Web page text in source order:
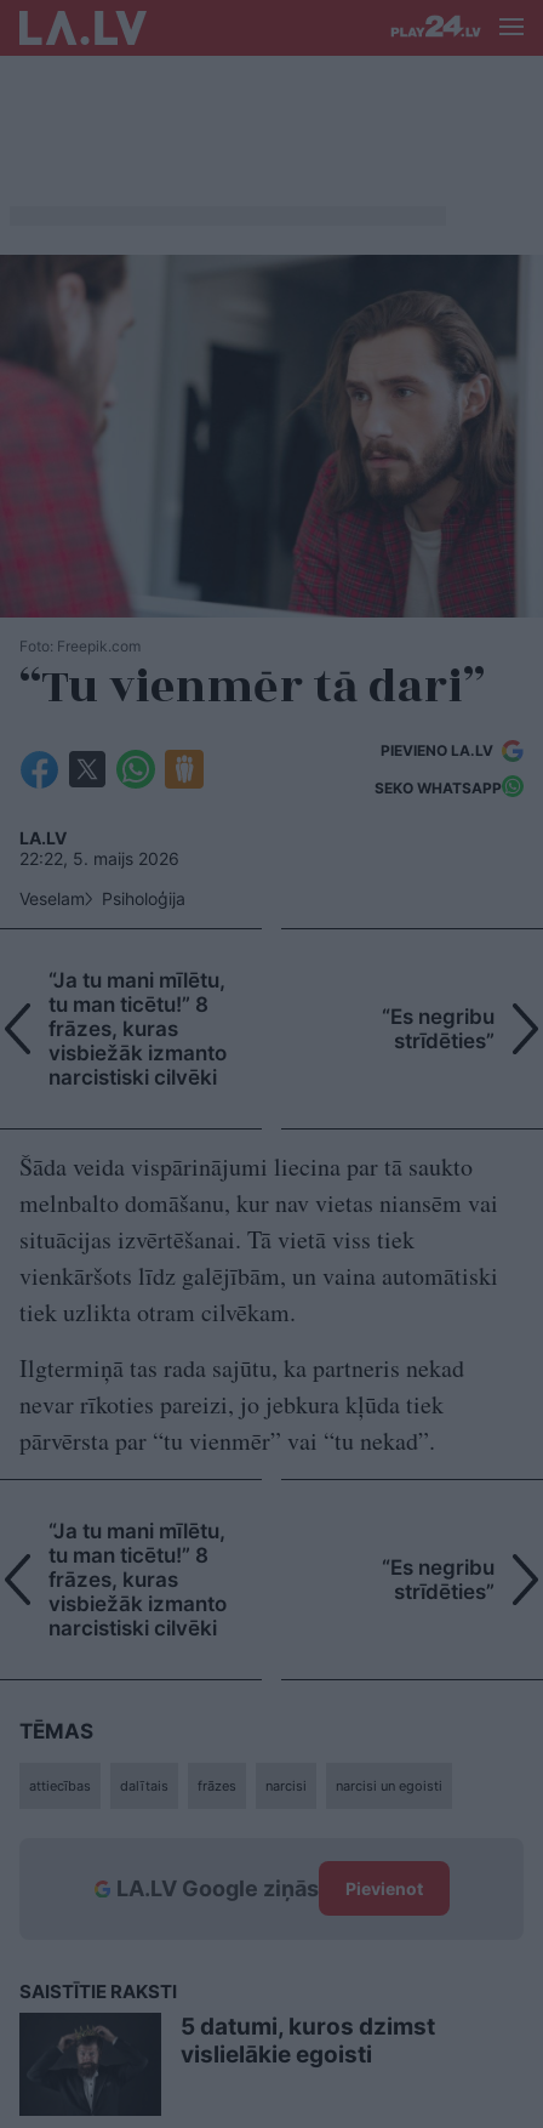
Foto: Freepik.com
“Tu vienmēr tā dari”
PIEVIENO LA.LV
SEKO WHATSAPP
LA.LV
22:22, 5. maijs 2026
Veselam
Psiholoģija
“Ja tu mani mīlētu,
tu man ticētu!” 8
frāzes, kuras
visbiežāk izmanto
narcistiski cilvēki
“Es negribu
strīdēties”
Šāda veida vispārinājumi liecina par tā saukto
melnbalto domāšanu, kur nav vietas niansēm vai
situācijas izvērtēšanai. Tā vietā viss tiek
vienkāršots līdz galējībām, un vaina automātiski
tiek uzlikta otram cilvēkam.
Ilgtermiņā tas rada sajūtu, ka partneris nekad
nevar rīkoties pareizi, jo jebkura kļūda tiek
pārvērsta par “tu vienmēr” vai “tu nekad”.
“Ja tu mani mīlētu,
tu man ticētu!” 8
frāzes, kuras
visbiežāk izmanto
narcistiski cilvēki
“Es negribu
strīdēties”
TĒMAS
attiecības dalītais frāzes narcisi narcisi un egoisti
LA.LV Google ziņās Pievienot
SAISTĪTIE RAKSTI
5 datumi, kuros dzimst
vislielākie egoisti